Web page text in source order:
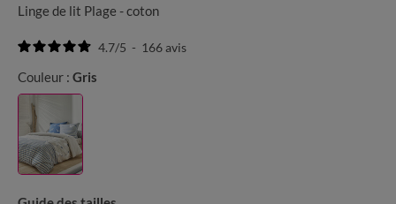
Linge de lit Plage - coton
4.7/5 - 166avis
Couleur : Gris